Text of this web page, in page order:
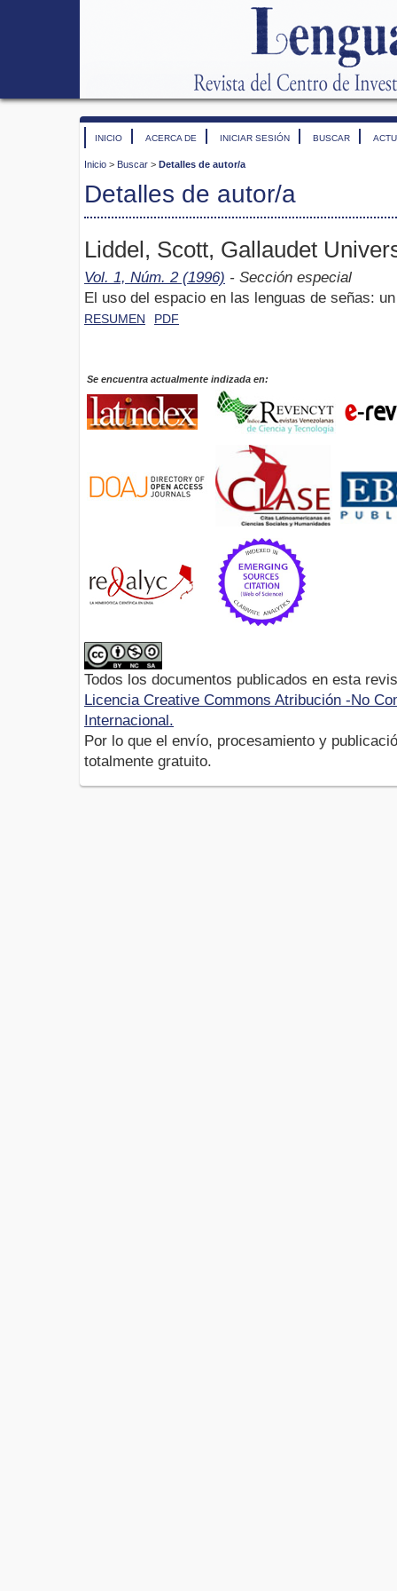
INICIO ACERCA DE INICIAR SESIÓN BUSCAR
Inicio > Buscar > Detalles de autor/a
Detalles de autor/a
Liddel, Scott, Gallaudet
Vol. 1, Núm. 2 (1996) - Sección especial
El uso del espacio en las lenguas de señas:
RESUMEN PDF
Se encuentra actualmente indizada en:
Todos los documentos publicados en esta
Licencia Creative Commons Atribución -No
Internacional.
Por lo que el envío, procesamiento y
totalmente gratuito.